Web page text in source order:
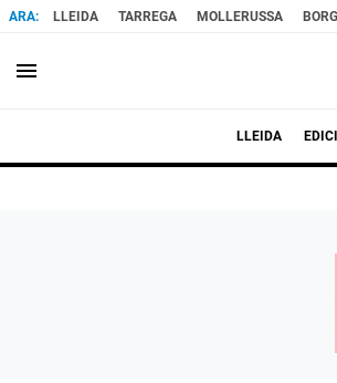
LLEIDA TARREGA MOLLERUSSA
menu
LLEIDA